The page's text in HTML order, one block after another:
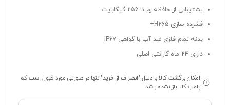
پشتیبانی از حافظه رم تا 256 گیگابایت
فشرده سازی H265+
بدنه تمام فلزی ضد آب با گواهی IP67
دارای 24 ماه گارانتی اصلی
امکان برگشت کالا با دلیل "انصراف از خرید" تنها در صورتی مورد قبول است که
پلمب کالا باز نشده باشد.